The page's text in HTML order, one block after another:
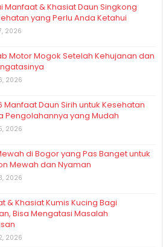
Manfaat & Khasiat Daun Singkong
yang Perlu Anda Ketahui
2026
Motor Mogok Setelah Kehujanan dan
2026
Manfaat Daun Sirih untuk Kesehatan
Pengolahannya yang Mudah
2026
di Bogor yang Pas Banget untuk
Mewah dan Nyaman
2026
& Khasiat Kumis Kucing Bagi
Bisa Mengatasi Masalah
2026